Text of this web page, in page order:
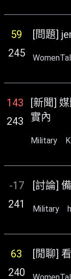
59
245
[問題]
143
243
[新聞]
實內
Military
-17
241
[討論]
Military
63
240
[閒聊]